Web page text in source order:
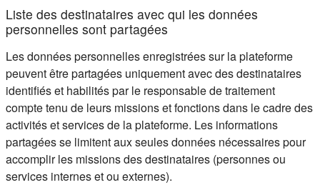
Liste des destinataires avec qui les données
personnelles sont partagées
Les données personnelles enregistrées sur la plateforme
peuvent être partagées uniquement avec des destinataires
identifiés et habilités par le responsable de traitement
compte tenu de leurs missions et fonctions dans le cadre des
activités et services de la plateforme. Les informations
partagées se limitent aux seules données nécessaires pour
accomplir les missions des destinataires (personnes ou
services internes et ou externes).